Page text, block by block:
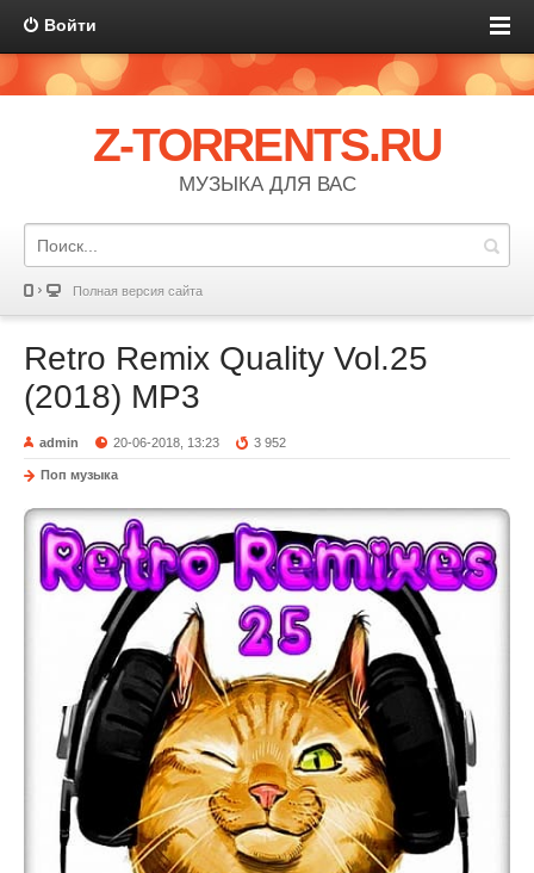
Войти
Z-TORRENTS.RU
МУЗЫКА ДЛЯ ВАС
Полная версия сайта
Retro Remix Quality Vol.25
(2018) MP3
admin 20-06-2018, 13:23 3 952
Поп музыка